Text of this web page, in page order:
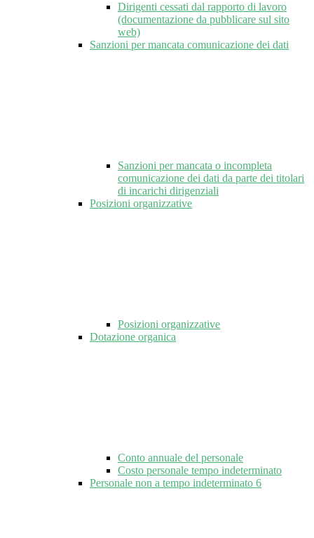
Dirigenti cessati dal rapporto di lavoro
(documentazione da pubblicare sul sito
web)
Sanzioni per mancata comunicazione dei dati
Sanzioni per mancata o incompleta
comunicazione dei dati da parte dei titolari
di incarichi dirigenziali
Posizioni organizzative
Posizioni organizzative
Dotazione organica
Conto annuale del personale
Costo personale tempo indeterminato
Personale non a tempo indeterminato 6